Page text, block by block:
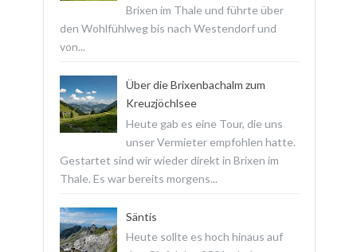
Brixen im Thale und führte über
den Wohlfühlweg bis nach Westendorf und
von...
Über die Brixenbachalm zum
Kreuzjöchlsee
Heute gab es eine Tour, die uns
unser Vermieter empfohlen hatte.
Gestartet sind wir wieder direkt in Brixen im
Thale. Es war bereits morgens...
Säntis
Heute sollte es hoch hinaus auf